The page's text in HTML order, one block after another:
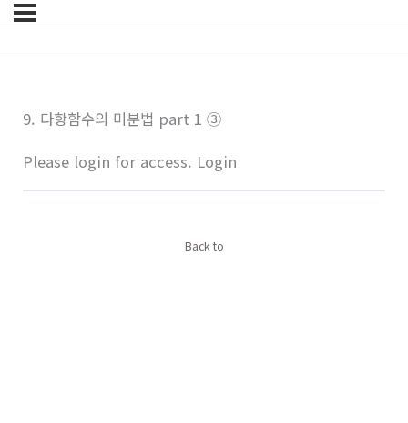
9. 다항함수의 미분법 part 1 ③
Please login for access. Login
Back to